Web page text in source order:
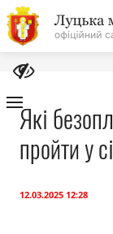
На
головну
Які
пройти у
12.03.2025 12:28